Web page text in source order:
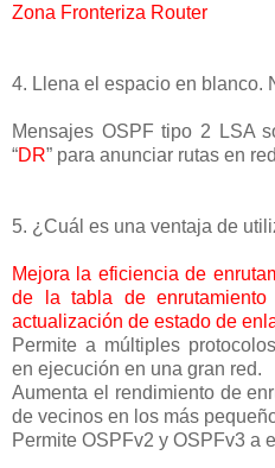
Zona Fronteriza Router
4. Llena el espacio en blanco.
Mensajes OSPF tipo 2 LSA
“DR” para anunciar rutas en
5. ¿Cuál es una ventaja de
Mejora la eficiencia de
de la tabla de
actualización de estado de
Permite a múltiples
en ejecución en una gran red.
Aumenta el rendimiento de
de vecinos en los más
Permite OSPFv2 y OSPFv3 a